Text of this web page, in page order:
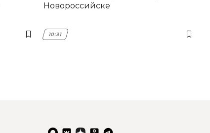
Новороссийске
10:31